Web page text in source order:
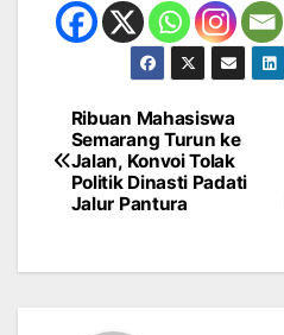
Navigasi
pos
Ribuan Mahasiswa
Semarang Turun ke
Jalan, Konvoi Tolak
Politik Dinasti Padati
Jalur Pantura